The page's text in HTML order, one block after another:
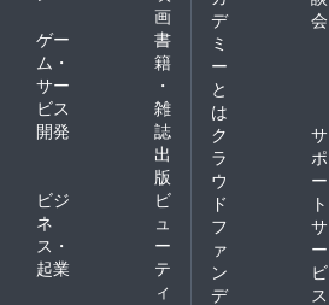
画
ゲー
ム・
サー
ビス
開発
書
籍
・
雑
誌
出
版
ビジ
ネ
ス・
起業
ビ
ュ
ー
テ
ィ
デ
ミ
ー
と
は
会
ク
ラ
ウ
ド
フ
ァ
ン
デ
サ
ポ
ー
ト
サ
ー
ビ
ス